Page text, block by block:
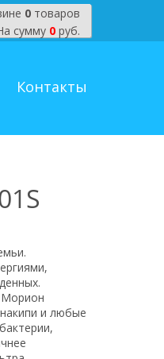
0 товаров
сумму 0 руб.
Контакты
Морион
и любые